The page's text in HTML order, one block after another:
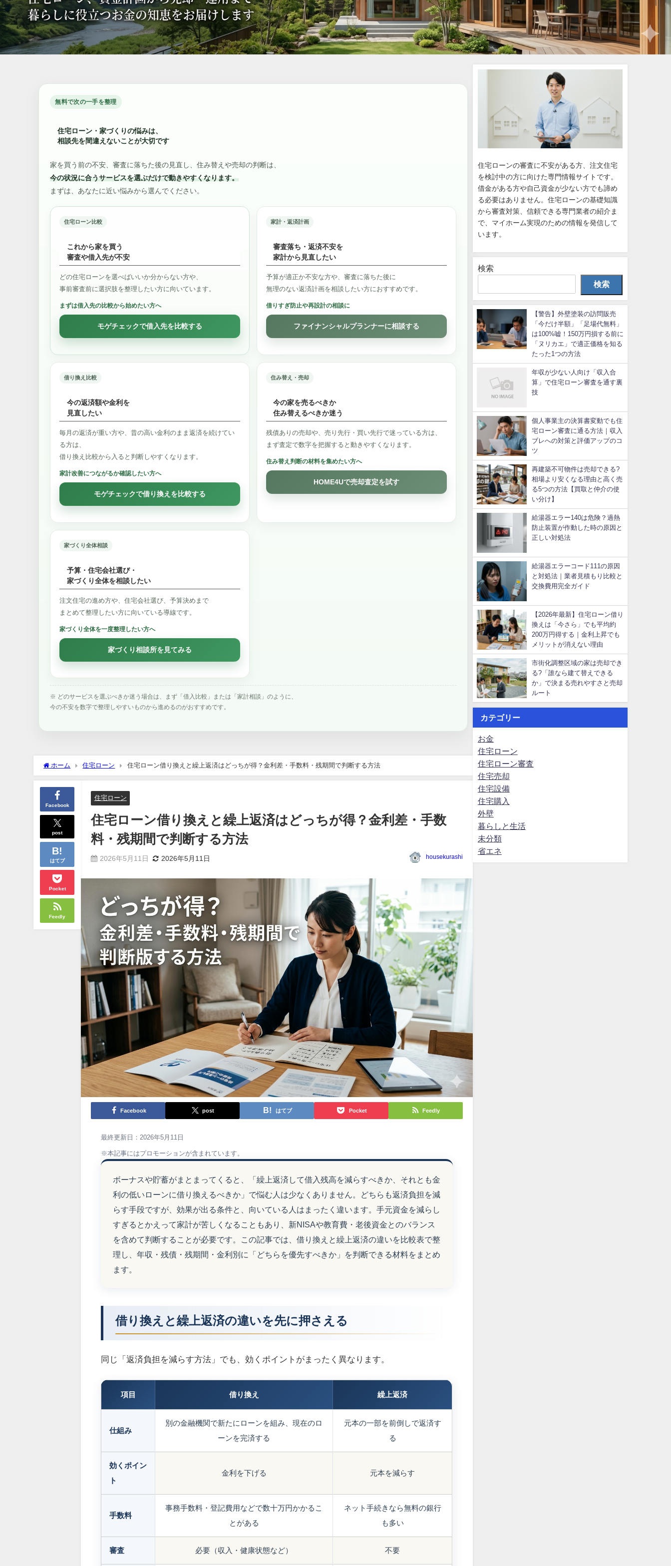
無料で次の一手を整理
住宅ローン・家づくりの悩みは、
相談先を間違えないことが大切です
家を買う前の不安、審査に落ちた後の見直し、住み替えや売却の判断は、
今の状況に合うサービスを選ぶだけで動きやすくなります。
まずは、あなたに近い悩みから選んでください。
住宅ローン比較
これから家を買う
審査や借入先が不安
どの住宅ローンを選べばいいか分からない方や、
事前審査前に選択肢を整理したい方に向いています。
まずは借入先の比較から始めたい方へ
モゲチェックで借入先を比較する
家計・返済計画
審査落ち・返済不安を
家計から見直したい
予算が適正か不安な方や、審査に落ちた後に
無理のない返済計画を相談したい方におすすめです。
借りすぎ防止や再設計の相談に
ファイナンシャルプランナーに相談する
借り換え比較
今の返済額や金利を
見直したい
毎月の返済が重い方や、昔の高い金利のまま返済を続けてい
る方は、
借り換え比較から入ると判断しやすくなります。
家計改善につながるか確認したい方へ
モゲチェックで借り換えを比較する
住み替え・売却
今の家を売るべきか
住み替えるべきか迷う
残債ありの売却や、売り先行・買い先行で迷っている方は、
まず査定で数字を把握すると動きやすくなります。
住み替え判断の材料を集めたい方へ
HOME4Uで売却査定を試す
家づくり全体相談
予算・住宅会社選び・
家づくり全体を相談したい
注文住宅の進め方や、住宅会社選び、予算決めまで
まとめて整理したい方に向いている導線です。
家づくり全体を一度整理したい方へ
家づくり相談所を見てみる
※ どのサービスを選ぶべきか迷う場合は、まず「借入比較」または「家計相談」のように、
今の不安を数字で整理しやすいものから進めるのがおすすめです。
ホーム 住宅ローン 住宅ローン借り換えと繰上返済はどっちが得？金利差・手数料・残期間で判断する方法
Facebook
post
はてブ
Pocket
Feedly
住宅ローン
住宅ローン借り換えと繰上返済はどっちが得？金利差・手数
料・残期間で判断する方法
2026年5月11日 2026年5月11日 housekurashi
Facebook post はてブ Pocket Feedly
最終更新日：2026年5月11日
※本記事にはプロモーションが含まれています。
ボーナスや貯蓄がまとまってくると、「繰上返済して借入残高を減らすべきか、それとも金
利の低いローンに借り換えるべきか」で悩む人は少なくありません。どちらも返済負担を減
らす手段ですが、効果が出る条件と、向いている人はまったく違います。手元資金を減らし
すぎるとかえって家計が苦しくなることもあり、新NISAや教育費・老後資金とのバランス
を含めて判断することが必要です。この記事では、借り換えと繰上返済の違いを比較表で整
理し、年収・残債・残期間・金利別に「どちらを優先すべきか」を判断できる材料をまとめ
ます。
借り換えと繰上返済の違いを先に押さえる
同じ「返済負担を減らす方法」でも、効くポイントがまったく異なります。
項目 借り換え 繰上返済
仕組み
別の金融機関で新たにローンを組み、現在のロ
ーンを完済する
元本の一部を前倒しで返済す
る
効くポイン
ト
金利を下げる 元本を減らす
手数料
事務手数料・登記費用などで数十万円かかるこ
とがある
ネット手続きなら無料の銀行
も多い
審査 必要（収入・健康状態など） 不要
住宅ローンの審査に不安がある方、注文住宅
を検討中の方に向けた専門情報サイトです。
借金がある方や自己資金が少ない方でも諦め
る必要はありません。住宅ローンの基礎知識
から審査対策、信頼できる専門業者の紹介ま
で、マイホーム実現のための情報を発信して
います。
検索
検索
【警告】外壁塗装の訪問販売
「今だけ半額」「足場代無料」
は100%嘘！150万円損する前に
「ヌリカエ」で適正価格を知る
たった1つの方法
年収が少ない人向け「収入合
算」で住宅ローン審査を通す裏
技
個人事業主の決算書変動でも住
宅ローン審査に通る方法｜収入
ブレへの対策と評価アップのコ
ツ
再建築不可物件は売却できる?
相場より安くなる理由と高く売
る5つの方法【買取と仲介の使
い分け】
給湯器エラー140は危険？過熱
防止装置が作動した時の原因と
正しい対処法
給湯器エラーコード111の原因
と対処法｜業者見積もり比較と
交換費用完全ガイド
【2026年最新】住宅ローン借り
換えは「今さら」でも平均約
200万円得する｜金利上昇でも
メリットが消えない理由
市街化調整区域の家は売却でき
る?「誰なら建て替えできる
か」で決まる売れやすさと売却
ルート
カテゴリー
お金
住宅ローン
住宅ローン審査
住宅売却
住宅設備
住宅購入
外壁
暮らしと生活
未分類
省エネ